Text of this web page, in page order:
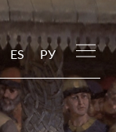
ES РУ